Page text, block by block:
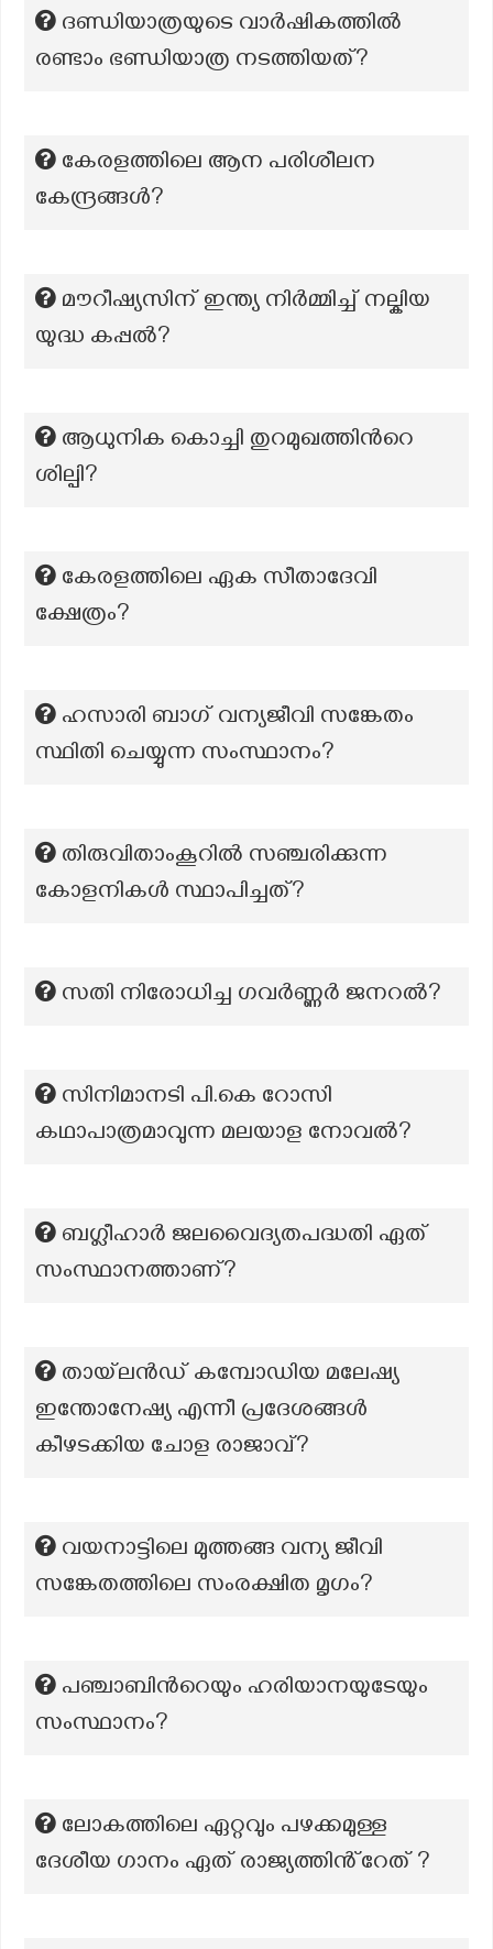
ദണ്ഡിയാത്രയുടെ വാർഷികത്തിൽ
രണ്ടാം ഭണ്ഡിയാത്ര നടത്തിയത്?
കേരളത്തിലെ ആന പരിശീലന
കേന്ദ്രങ്ങൾ?
മൗറീഷ്യസിന് ഇന്ത്യ നിർമ്മിച്ച് നല്കിയ
യുദ്ധ കപ്പൽ?
ആധുനിക കൊച്ചി തുറമുഖത്തിന്‍റെ
ശില്പി?
കേരളത്തിലെ ഏക സീതാദേവി
ക്ഷേത്രം?
ഹസാരി ബാഗ് വന്യജീവി സങ്കേതം
സ്ഥിതി ചെയ്യുന്ന സംസ്ഥാനം?
തിരുവിതാംകൂറിൽ സഞ്ചരിക്കുന്ന
കോളനികൾ സ്ഥാപിച്ചത്?
സതി നിരോധിച്ച ഗവർണ്ണർ ജനറൽ?
സിനിമാനടി പി.കെ റോസി
കഥാപാത്രമാവുന്ന മലയാള നോവല്‍?
ബഗ്ലീഹാർ ജലവൈദ്യതപദ്ധതി ഏത്
സംസ്ഥാനത്താണ്?
തായ്‌ലൻഡ് കമ്പോഡിയ മലേഷ്യ
ഇന്തോനേഷ്യ എന്നീ പ്രദേശങ്ങൾ
കീഴടക്കിയ ചോള രാജാവ്?
വയനാട്ടിലെ മുത്തങ്ങ വന്യ ജീവി
സങ്കേതത്തിലെ സംരക്ഷിത മൃഗം?
പഞ്ചാബിന്‍റെയും ഹരിയാനയുടേയും
സംസ്ഥാനം?
ലോകത്തിലെ ഏറ്റവും പഴക്കമുള്ള
ദേശീയ ഗാനം ഏത് രാജ്യത്തിൻ്റേത് ?